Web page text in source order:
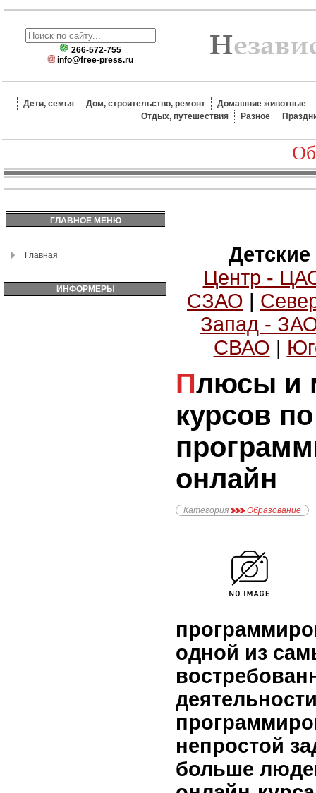
266-572-755
info@free-press.ru
Дети, семья Дом, строительство, ремонт
Домашние животные
Отдых, путешествия
Разное
ГЛАВНОЕ МЕНЮ
Главная
ИНФОРМЕРЫ
Центр -
СЗАО |
Запад -
СВАО |
Плюсы и минусы
курсов по
онлайн
Категория Образование
одной из
непростой
больше